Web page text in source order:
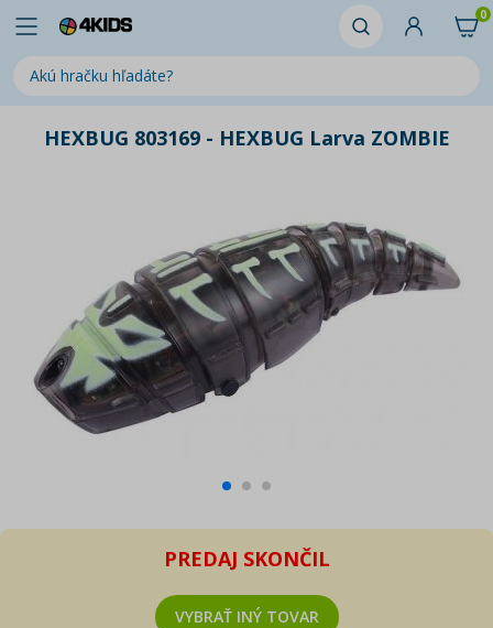
0
HEXBUG 803169 - HEXBUG Larva ZOMBIE
PREDAJ SKONČIL
VYBRAŤ INÝ TOVAR